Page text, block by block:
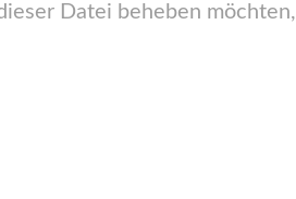
Datei beheben möchten,